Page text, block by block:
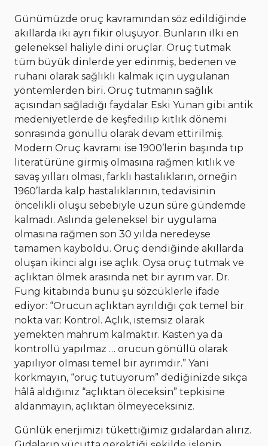
Günümüzde oruç kavramından söz edildiğinde
akıllarda iki ayrı fikir oluşuyor. Bunların ilki en
geleneksel haliyle dini oruçlar. Oruç tutmak
tüm büyük dinlerde yer edinmiş, bedenen ve
ruhani olarak sağlıklı kalmak için uygulanan
yöntemlerden biri. Oruç tutmanın sağlık
açısından sağladığı faydalar Eski Yunan gibi antik
medeniyetlerde de keşfedilip kıtlık dönemi
sonrasında gönüllü olarak devam ettirilmiş.
Modern Oruç kavramı ise 1900’lerin başında tıp
literatürüne girmiş olmasına rağmen kıtlık ve
savaş yılları olması, farklı hastalıkların, örneğin
1960’larda kalp hastalıklarının, tedavisinin
öncelikli oluşu sebebiyle uzun süre gündemde
kalmadı. Aslında geleneksel bir uygulama
olmasına rağmen son 30 yılda neredeyse
tamamen kayboldu. Oruç dendiğinde akıllarda
oluşan ikinci algı ise açlık. Oysa oruç tutmak ve
açlıktan ölmek arasında net bir ayrım var. Dr.
Fung kitabında bunu şu sözcüklerle ifade
ediyor: “Orucun açlıktan ayrıldığı çok temel bir
nokta var: Kontrol. Açlık, istemsiz olarak
yemekten mahrum kalmaktır. Kasten ya da
kontrollü yapılmaz … orucun gönüllü olarak
yapılıyor olması temel bir ayrımdır.” Yani
korkmayın, “oruç tutuyorum” dediğinizde sıkça
hâlâ aldığınız “açlıktan öleceksin” tepkisine
aldanmayın, açlıktan ölmeyeceksiniz.
Günlük enerjimizi tükettiğimiz gıdalardan alırız.